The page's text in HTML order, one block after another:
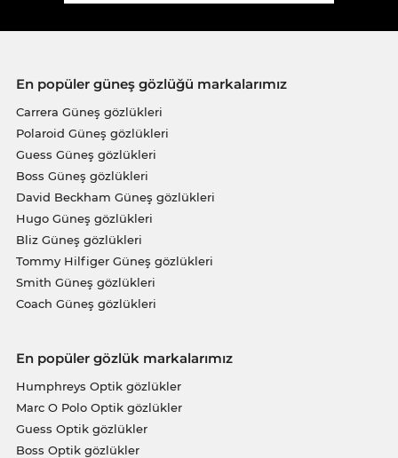
En popüler güneş gözlüğü markalarımız
Carrera Güneş gözlükleri
Polaroid Güneş gözlükleri
Guess Güneş gözlükleri
Boss Güneş gözlükleri
David Beckham Güneş gözlükleri
Hugo Güneş gözlükleri
Bliz Güneş gözlükleri
Tommy Hilfiger Güneş gözlükleri
Smith Güneş gözlükleri
Coach Güneş gözlükleri
En popüler gözlük markalarımız
Humphreys Optik gözlükler
Marc O Polo Optik gözlükler
Guess Optik gözlükler
Boss Optik gözlükler